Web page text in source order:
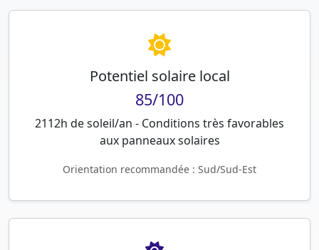
Potentiel solaire local
85/100
2112h de soleil/an - Conditions très favorables
aux panneaux solaires
Orientation recommandée : Sud/Sud-Est